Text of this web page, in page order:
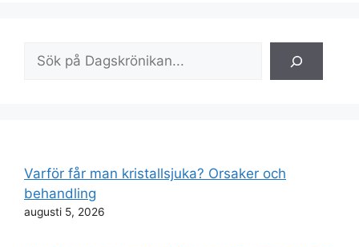
Sök
Varför får man kristallsjuka? Orsaker och
behandling
augusti 5, 2026